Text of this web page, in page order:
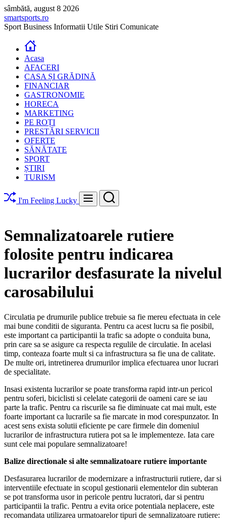
Skip
to
content
sâmbătă, august 8 2026
smartsports.ro
Sport Business Informatii Utile Stiri Comunicate
Acasa
AFACERI
CASA ȘI GRĂDINĂ
FINANCIAR
GASTRONOMIE
HORECA
MARKETING
PE ROȚI
PRESTĂRI SERVICII
OFERTE
SĂNĂTATE
SPORT
ȘTIRI
TURISM
I'm Feeling Lucky Menu Search
Semnalizatoarele rutiere
folosite pentru indicarea
lucrarilor desfasurate la nivelul
carosabilului
Circulatia pe drumurile publice trebuie sa fie mereu efectuata in cele
mai bune conditii de siguranta. Pentru ca acest lucru sa fie posibil,
este important ca participantii la trafic sa adopte o conduita buna,
prin care sa se asigure ca respecta regulile de circulatie. In acelasi
timp, conteaza foarte mult si ca infrastructura sa fie una de calitate.
De multe ori, intretinerea drumurilor implica efectuarea unor lucrari
de specialitate.
Insasi existenta lucrarilor se poate transforma rapid intr-un pericol
pentru soferi, biciclisti si celelate categorii de oameni care se iau
parte la trafic. Pentru ca riscurile sa fie diminuate cat mai mult, este
foarte important ca lucrarile sa fie marcate in mod corespunzator. In
acest sens exista solutii eficiente pe care firmele din domeniul
lucrarilor de infrastructura rutiera pot sa le implementeze. Iata care
sunt cele mai populare semnalizatoare!
Balize directionale si alte semnalizatoare rutiere importante
Desfasurarea lucrarilor de modernizare a infrastructurii rutiere, dar si
interventiile efectuate in scopul gestionarii elementelor din subteran
se pot transforma usor in pericole pentru lucratori, dar si pentru
participantii la trafic. Pentru a evita orice potentiala neplacere, este
recomandata utilizarea urmatoarelor tipuri de semnalizatoare rutiere: